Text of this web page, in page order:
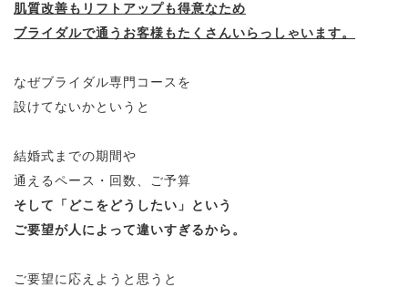
肌質改善もリフトアップも得意なため
ブライダルで通うお客様もたくさんいらっしゃいます。
なぜブライダル専門コースを
設けてないかというと
結婚式までの期間や
通えるペース・回数、ご予算
そして「どこをどうしたい」という
ご要望が人によって違いすぎるから。
ご要望に応えようと思うと